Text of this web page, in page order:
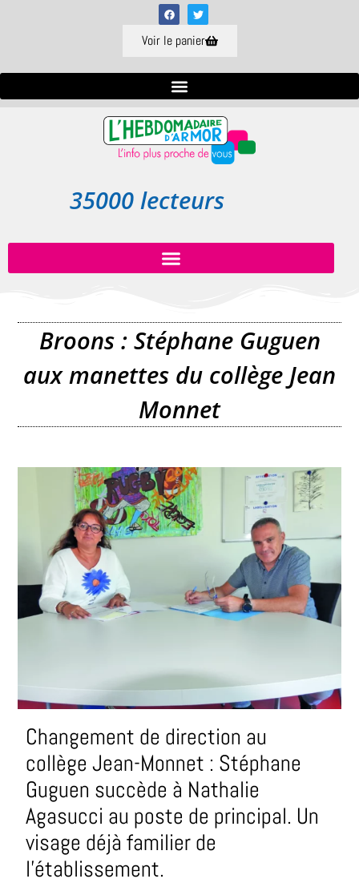
Voir le panier
35000 lecteurs
Broons : Stéphane Guguen
aux manettes du collège Jean
Monnet
Changement de direction au
collège Jean-Monnet : Stéphane
Guguen succède à Nathalie
Agasucci au poste de principal. Un
visage déjà familier de
l’établissement.